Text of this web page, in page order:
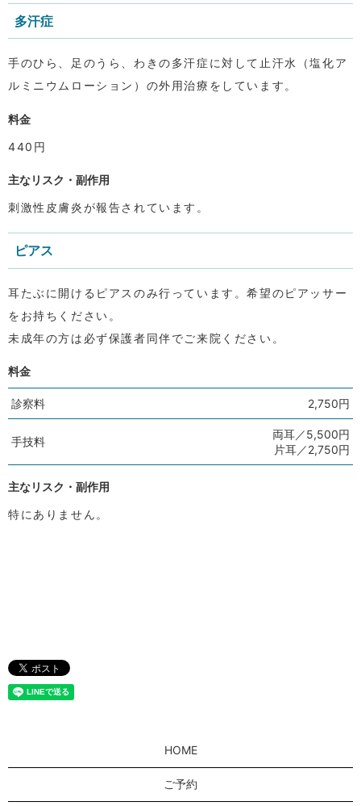
多汗症
手のひら、足のうら、わきの多汗症に対して止汗水（塩化ア
ルミニウムローション）の外用治療をしています。
料金
440円
主なリスク・副作用
刺激性皮膚炎が報告されています。
ピアス
耳たぶに開けるピアスのみ行っています。希望のピアッサー
をお持ちください。
未成年の方は必ず保護者同伴でご来院ください。
料金
診察料 2,750円
手技料
両耳／5,500円
片耳／2,750円
主なリスク・副作用
特にありません。
HOME
ご予約